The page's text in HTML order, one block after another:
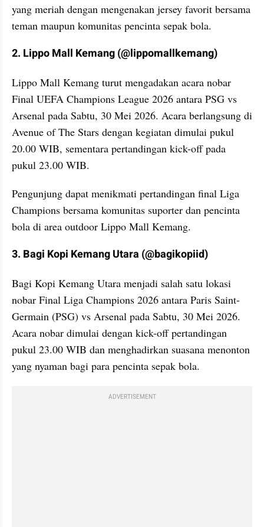
yang meriah dengan mengenakan jersey favorit bersama
teman maupun komunitas pencinta sepak bola.
2. Lippo Mall Kemang (@lippomallkemang)
Lippo Mall Kemang turut mengadakan acara nobar
Final UEFA Champions League 2026 antara PSG vs
Arsenal pada Sabtu, 30 Mei 2026. Acara berlangsung di
Avenue of The Stars dengan kegiatan dimulai pukul
20.00 WIB, sementara pertandingan kick-off pada
pukul 23.00 WIB.
Pengunjung dapat menikmati pertandingan final Liga
Champions bersama komunitas suporter dan pencinta
bola di area outdoor Lippo Mall Kemang.
3. Bagi Kopi Kemang Utara (@bagikopiid)
Bagi Kopi Kemang Utara menjadi salah satu lokasi
nobar Final Liga Champions 2026 antara Paris Saint-
Germain (PSG) vs Arsenal pada Sabtu, 30 Mei 2026.
Acara nobar dimulai dengan kick-off pertandingan
pukul 23.00 WIB dan menghadirkan suasana menonton
yang nyaman bagi para pencinta sepak bola.
ADVERTISEMENT